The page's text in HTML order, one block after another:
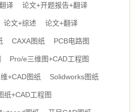
译 论文+开题报告+翻译
论文+综述 论文+翻译
CAXA图纸 PCB电路图
Pro/e三维图+CAD工程图
+CAD图纸 Solidworks图纸
纸+CAD工程图